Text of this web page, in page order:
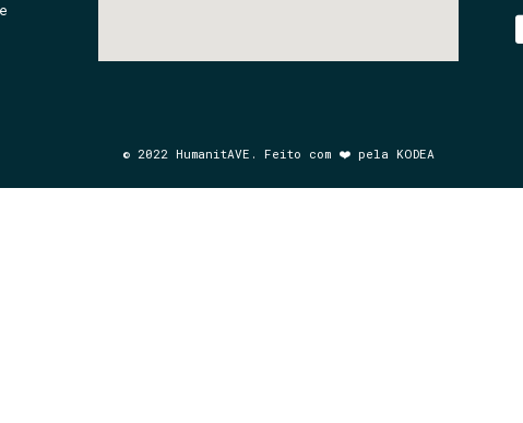
© 2022 HumanitAVE. Feito com ❤️ pela KODEA